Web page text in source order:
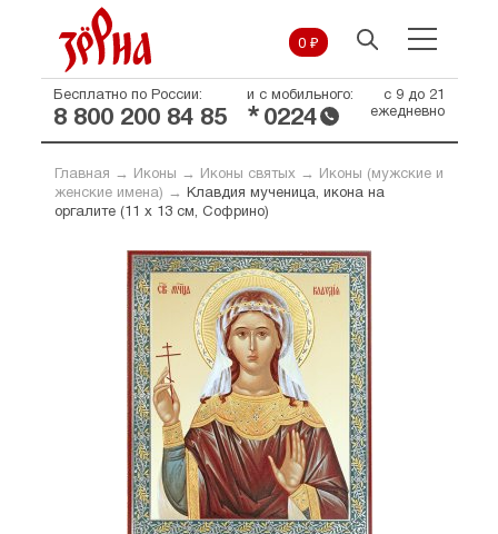
0 ₽
Бесплатно по России:
8 800 200 84 85
и с мобильного:
* 0224
с 9 до 21
ежедневно
Главная → Иконы → Иконы святых→
Иконы (мужские и
женские имена) →
Клавдия мученица, икона на
оргалите (11 х 13 см, Софрино)